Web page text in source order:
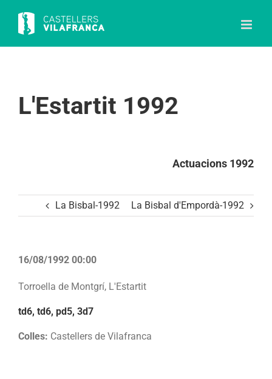
content
L'Estartit 1992
Actuacions 1992
La Bisbal-1992 La Bisbal d'Empordà-1992
16/08/1992 00:00
Torroella de Montgrí, L'Estartit
td6, td6, pd5, 3d7
Colles: Castellers de Vilafranca